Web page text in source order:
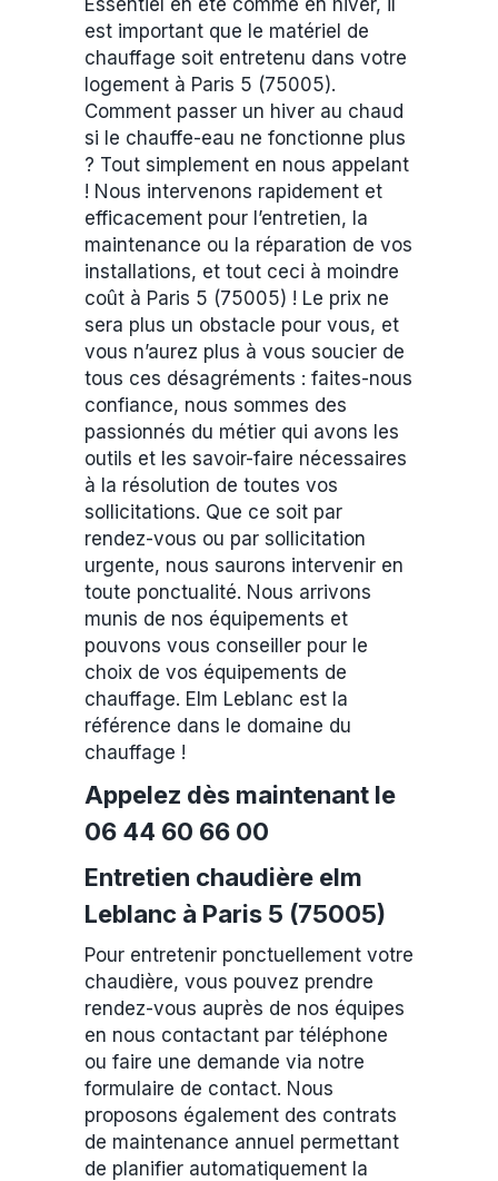
Essentiel en été comme en hiver, il
est important que le matériel de
chauffage soit entretenu dans votre
logement à Paris 5 (75005).
Comment passer un hiver au chaud
si le chauffe-eau ne fonctionne plus
? Tout simplement en nous appelant
! Nous intervenons rapidement et
efficacement pour l’entretien, la
maintenance ou la réparation de vos
installations, et tout ceci à moindre
coût à Paris 5 (75005) ! Le prix ne
sera plus un obstacle pour vous, et
vous n’aurez plus à vous soucier de
tous ces désagréments : faites-nous
confiance, nous sommes des
passionnés du métier qui avons les
outils et les savoir-faire nécessaires
à la résolution de toutes vos
sollicitations. Que ce soit par
rendez-vous ou par sollicitation
urgente, nous saurons intervenir en
toute ponctualité. Nous arrivons
munis de nos équipements et
pouvons vous conseiller pour le
choix de vos équipements de
chauffage. Elm Leblanc est la
référence dans le domaine du
chauffage !
Appelez dès maintenant le
06 44 60 66 00
Entretien chaudière elm
Leblanc à Paris 5 (75005)
Pour entretenir ponctuellement votre
chaudière, vous pouvez prendre
rendez-vous auprès de nos équipes
en nous contactant par téléphone
ou faire une demande via notre
formulaire de contact. Nous
proposons également des contrats
de maintenance annuel permettant
de planifier automatiquement la